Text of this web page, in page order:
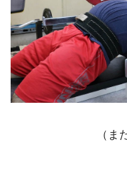
（ま